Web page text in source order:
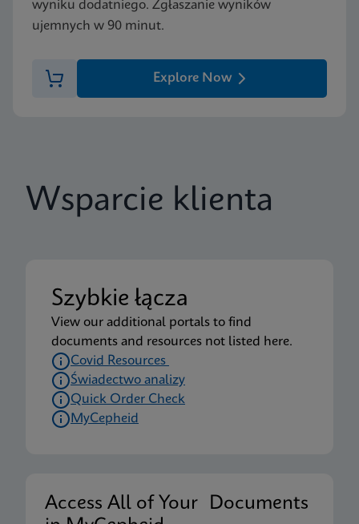
wyniku dodatniego. Zgłaszanie wyników
ujemnych w 90 minut.
Explore Now
Wsparcie klienta
Szybkie łącza
View our additional portals to find
documents and resources not listed here.
Covid Resources
Świadectwo analizy
Quick Order Check
MyCepheid
Access All of Your Documents